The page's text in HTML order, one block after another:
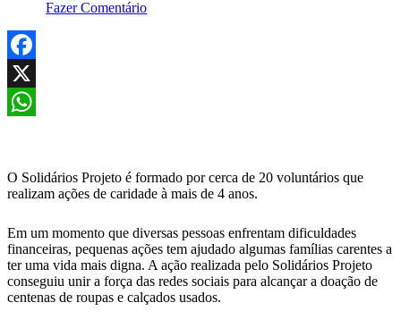
Fazer Comentário
Facebook
X
O Solidários Projeto é formado por cerca de 20 voluntários que
realizam ações de caridade à mais de 4 anos.
Em um momento que diversas pessoas enfrentam dificuldades
financeiras, pequenas ações tem ajudado algumas famílias carentes a
ter uma vida mais digna. A ação realizada pelo Solidários Projeto
conseguiu unir a força das redes sociais para alcançar a doação de
centenas de roupas e calçados usados.